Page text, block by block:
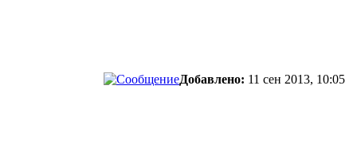
Добавлено: 11 сен 2013, 10:05